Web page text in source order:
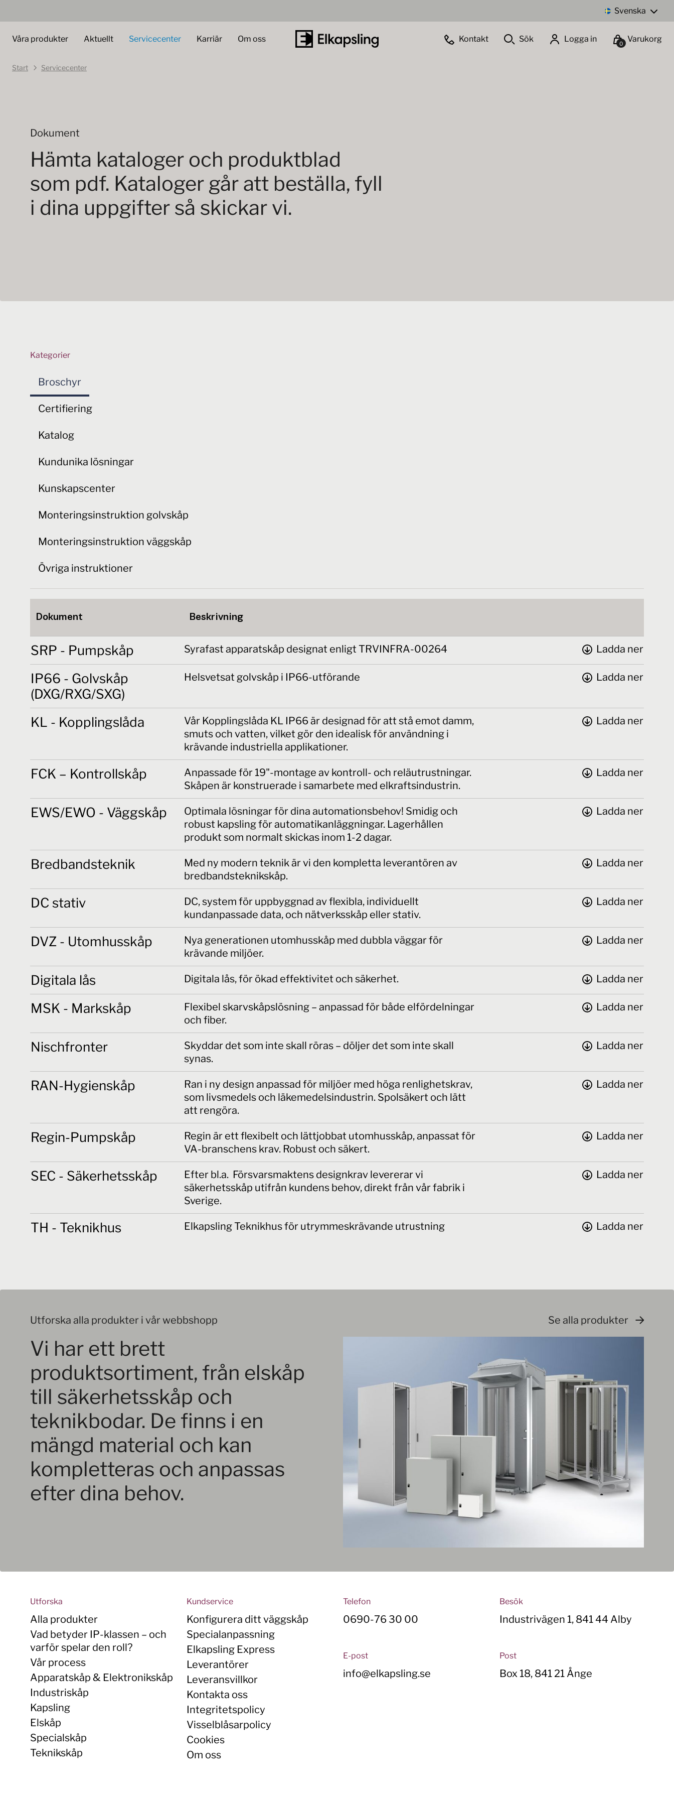
Svenska
Våra produkter Aktuellt Servicecenter Karriär Om oss Kontakt Sök Logga in Varukorg
0
Start Servicecenter
Dokument
Hämta kataloger och produktblad
som pdf. Kataloger går att beställa, fyll
i dina uppgifter så skickar vi.
Kategorier
Broschyr
Certifiering
Katalog
Kundunika lösningar
Kunskapscenter
Monteringsinstruktion golvskåp
Monteringsinstruktion väggskåp
Övriga instruktioner
Dokument Beskrivning
SRP - Pumpskåp Syrafast apparatskåp designat enligt TRVINFRA-00264 Ladda ner
IP66 - Golvskåp
(DXG/RXG/SXG)
Helsvetsat golvskåp i IP66-utförande Ladda ner
KL - Kopplingslåda
Vår Kopplingslåda KL IP66 är designad för att stå emot damm,
smuts och vatten, vilket gör den idealisk för användning i
krävande industriella applikationer.
Ladda ner
FCK – Kontrollskåp
Anpassade för 19"-montage av kontroll- och reläutrustningar.
Skåpen är konstruerade i samarbete med elkraftsindustrin.
Ladda ner
EWS/EWO - Väggskåp
Optimala lösningar för dina automationsbehov! Smidig och
robust kapsling för automatikanläggningar. Lagerhållen
produkt som normalt skickas inom 1-2 dagar.
Ladda ner
Bredbandsteknik
Med ny modern teknik är vi den kompletta leverantören av
bredbandsteknikskåp.
Ladda ner
DC stativ
DC, system för uppbyggnad av flexibla, individuellt
kundanpassade data, och nätverksskåp eller stativ.
Ladda ner
DVZ - Utomhusskåp
Nya generationen utomhusskåp med dubbla väggar för
krävande miljöer.
Ladda ner
Digitala lås Digitala lås, för ökad effektivitet och säkerhet. Ladda ner
MSK - Markskåp
Flexibel skarvskåpslösning – anpassad för både elfördelningar
och fiber.
Ladda ner
Nischfronter
Skyddar det som inte skall röras – döljer det som inte skall
synas.
Ladda ner
RAN-Hygienskåp
Ran i ny design anpassad för miljöer med höga renlighetskrav,
som livsmedels och läkemedelsindustrin. Spolsäkert och lätt
att rengöra.
Ladda ner
Regin-Pumpskåp
Regin är ett flexibelt och lättjobbat utomhusskåp, anpassat för
VA-branschens krav. Robust och säkert.
Ladda ner
SEC - Säkerhetsskåp
Efter bl.a. Försvarsmaktens designkrav levererar vi
säkerhetsskåp utifrån kundens behov, direkt från vår fabrik i
Sverige.
Ladda ner
TH - Teknikhus Elkapsling Teknikhus för utrymmeskrävande utrustning Ladda ner
Utforska alla produkter i vår webbshopp Se alla produkter
Vi har ett brett
produktsortiment, från elskåp
till säkerhetsskåp och
teknikbodar. De finns i en
mängd material och kan
kompletteras och anpassas
efter dina behov.
Utforska
Alla produkter
Vad betyder IP-klassen – och
varför spelar den roll?
Vår process
Apparatskåp & Elektronikskåp
Industriskåp
Kapsling
Elskåp
Specialskåp
Teknikskåp
Kundservice
Konfigurera ditt väggskåp
Specialanpassning
Elkapsling Express
Leverantörer
Leveransvillkor
Kontakta oss
Integritetspolicy
Visselblåsarpolicy
Cookies
Om oss
Telefon
0690-76 30 00
E-post
info@elkapsling.se
Besök
Industrivägen 1, 841 44 Alby
Post
Box 18, 841 21 Ånge